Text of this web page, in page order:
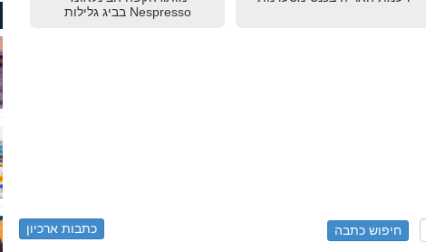
Nespresso בביג גלילות
כתבות ארכיון